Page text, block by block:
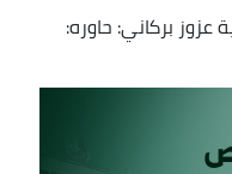
بركاني: حاوره: